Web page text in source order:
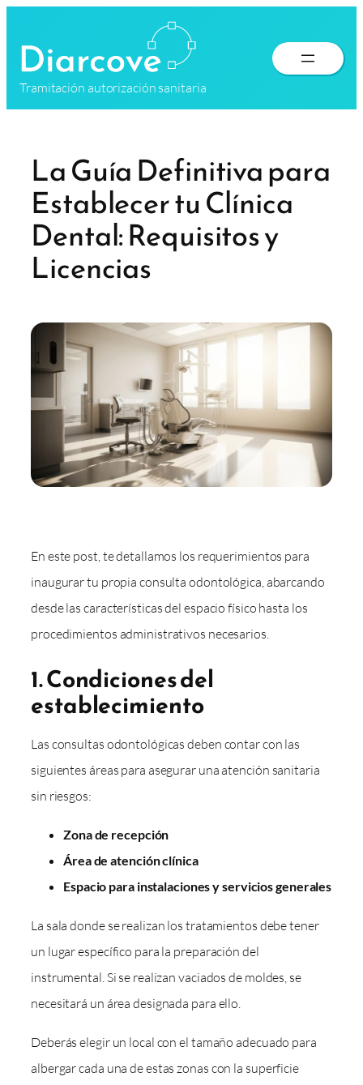
contenido
Tramitación autorización sanitaria
La Guía Definitiva para
Establecer tu Clínica
Dental: Requisitos y
Licencias
En este post, te detallamos los requerimientos para
inaugurar tu propia consulta odontológica, abarcando
desde las características del espacio físico hasta los
procedimientos administrativos necesarios.
1. Condiciones del
establecimiento
Las consultas odontológicas deben contar con las
siguientes áreas para asegurar una atención sanitaria
sin riesgos:
Zona de recepción
Área de atención clínica
Espacio para instalaciones y servicios generales
La sala donde se realizan los tratamientos debe tener
un lugar específico para la preparación del
instrumental. Si se realizan vaciados de moldes, se
necesitará un área designada para ello.
Deberás elegir un local con el tamaño adecuado para
albergar cada una de estas zonas con la superficie